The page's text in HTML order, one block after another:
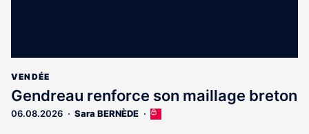
VENDÉE
Gendreau renforce son maillage breton
06.08.2026 Sara BERNÈDE
Cet